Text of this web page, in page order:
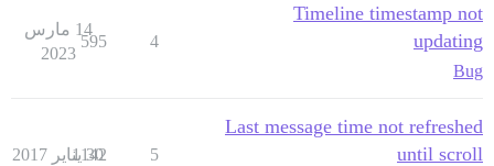
Timeline timestamp not
updating
Bug
4
595
14 مارس
2023
Last message time not refreshed
until scroll
5
1142
30 يناير 2017